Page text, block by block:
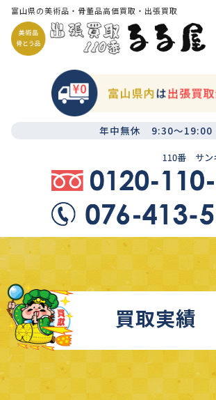
富山県の美術品・骨董品高価買取・出張買取
年中無休 9:30～19:00
買取実績